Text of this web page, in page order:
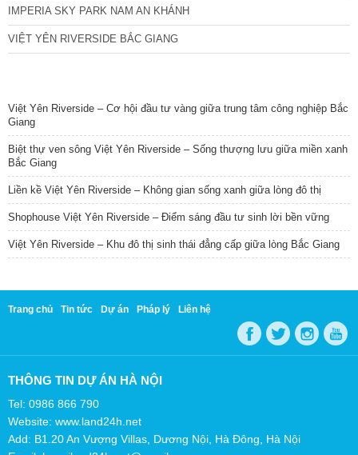
IMPERIA SKY PARK NAM AN KHÁNH
VIỆT YÊN RIVERSIDE BẮC GIANG
Việt Yên Riverside – Cơ hội đầu tư vàng giữa trung tâm công nghiệp Bắc
Giang
Biệt thự ven sông Việt Yên Riverside – Sống thượng lưu giữa miền xanh
Bắc Giang
Liền kề Việt Yên Riverside – Không gian sống xanh giữa lòng đô thị
Shophouse Việt Yên Riverside – Điểm sáng đầu tư sinh lời bền vững
Việt Yên Riverside – Khu đô thị sinh thái đẳng cấp giữa lòng Bắc Giang
Trang chủ Tin tức Dự án Pháp lý Liên hệ
THÔNG TIN DỰ ÁN HÀ NỘI
Tel: 0986 866 790
Website: www.land24h.net
Add: B1.20 An Vượng Villas, Dương Nội, Hà Đông, Hà Nội